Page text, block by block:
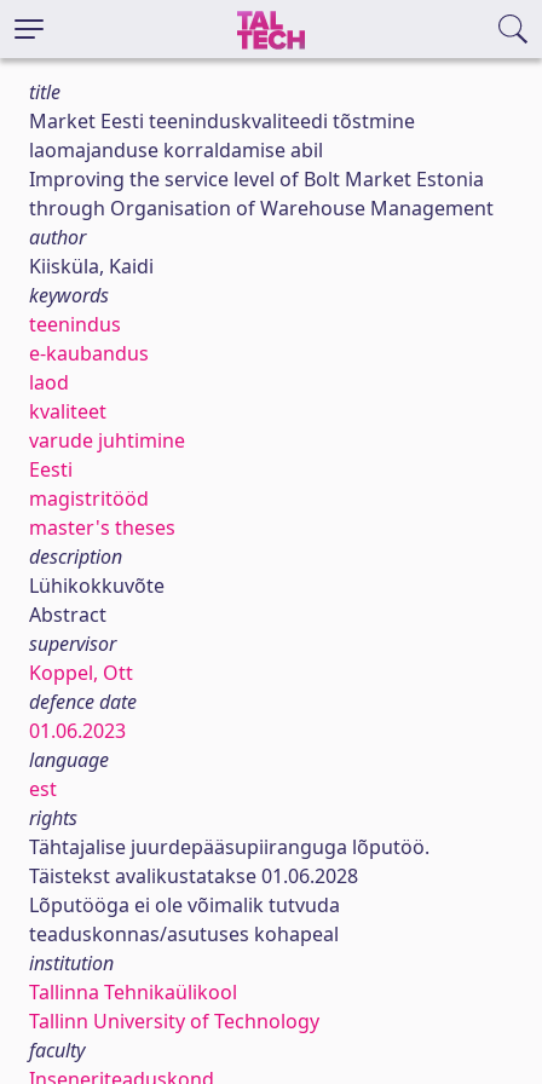
title
Market Eesti teeninduskvaliteedi tõstmine
laomajanduse korraldamise abil
Improving the service level of Bolt Market Estonia
through Organisation of Warehouse Management
author
Kiisküla, Kaidi
keywords
teenindus
e-kaubandus
laod
kvaliteet
varude juhtimine
Eesti
magistritööd
master's theses
description
Lühikokkuvõte
Abstract
supervisor
Koppel, Ott
defence date
01.06.2023
language
est
rights
Tähtajalise juurdepääsupiiranguga lõputöö.
Täistekst avalikustatakse 01.06.2028
Lõputööga ei ole võimalik tutvuda
teaduskonnas/asutuses kohapeal
institution
Tallinna Tehnikaülikool
Tallinn University of Technology
faculty